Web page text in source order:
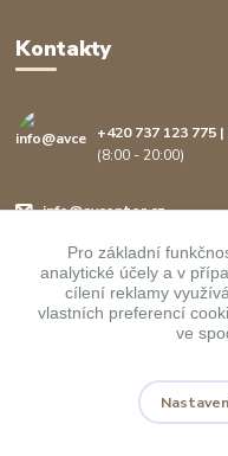
Kontakty
+420 737 123 775
(8:00 - 20:00)
info@avcenter.cz
Pro základní
analytické účely a v
cílení reklamy
vlastních preferencí
ve